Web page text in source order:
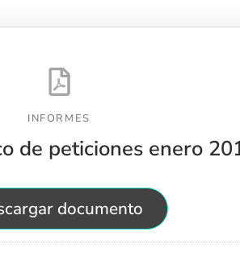
INFORMES
de peticiones enero
documento